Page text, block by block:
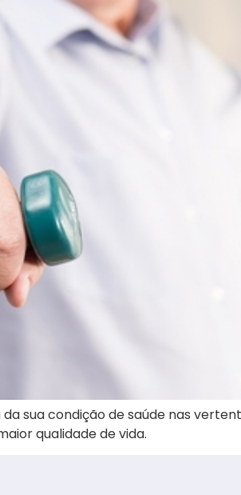
sua condição de saúde nas
qualidade de vida.